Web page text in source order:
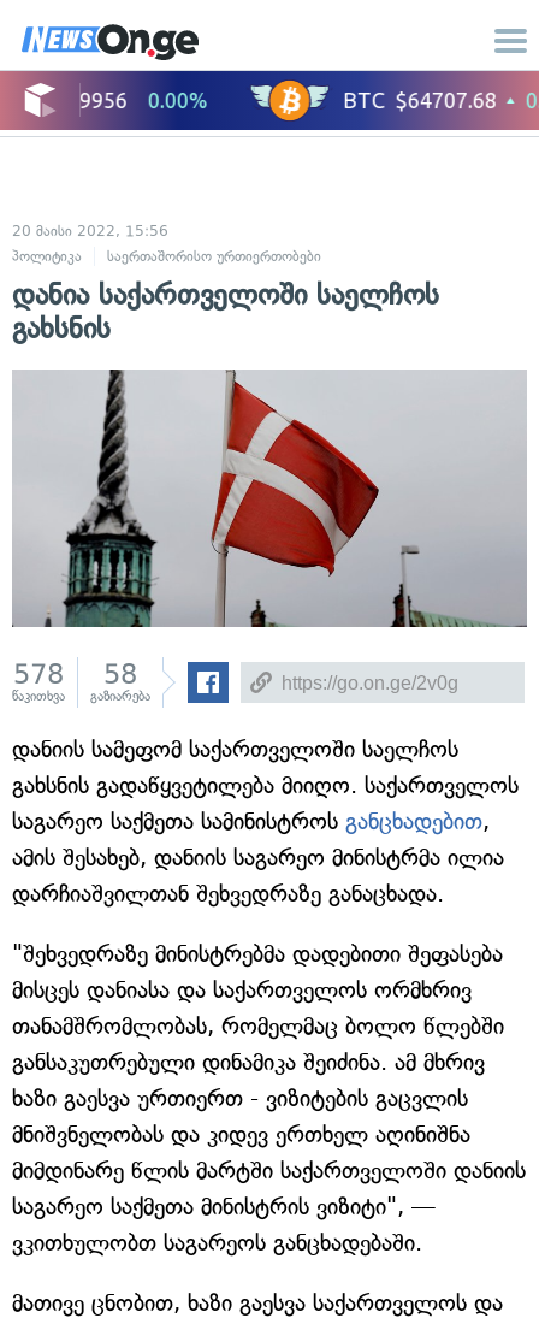
20 მაისი 2022, 15:56
პოლიტიკა
საერთაშორისო ურთიერთობები
დანია საქართველოში საელჩოს
გახსნის
578
წაკითხვა
58
გაზიარება
დანიის სამეფომ საქართველოში საელჩოს
გახსნის გადაწყვეტილება მიიღო. საქართველოს
საგარეო საქმეთა სამინისტროს განცხადებით,
ამის შესახებ, დანიის საგარეო მინისტრმა ილია
დარჩიაშვილთან შეხვედრაზე განაცხადა.
"შეხვედრაზე მინისტრებმა დადებითი შეფასება
მისცეს დანიასა და საქართველოს ორმხრივ
თანამშრომლობას, რომელმაც ბოლო წლებში
განსაკუთრებული დინამიკა შეიძინა. ამ მხრივ
ხაზი გაესვა ურთიერთ - ვიზიტების გაცვლის
მნიშვნელობას და კიდევ ერთხელ აღინიშნა
მიმდინარე წლის მარტში საქართველოში დანიის
საგარეო საქმეთა მინისტრის ვიზიტი", —
ვკითხულობთ საგარეოს განცხადებაში.
მათივე ცნობით, ხაზი გაესვა საქართველოს და